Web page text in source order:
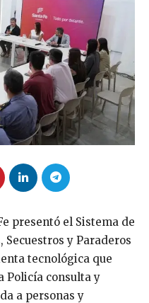
presentó el Sistema de
Secuestros y Paraderos
tecnológica que
Policía consulta y
a personas y